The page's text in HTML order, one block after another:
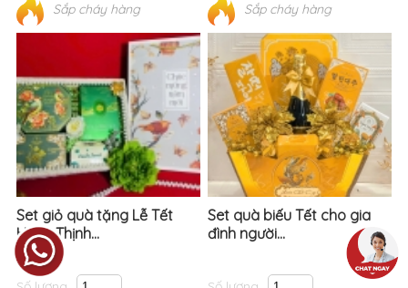
Sắp cháy hàng Sắp cháy hàng
Set giỏ quà tặng Lễ Tết
Hưng Thịnh...
Set quà biếu Tết cho gia
đình người...